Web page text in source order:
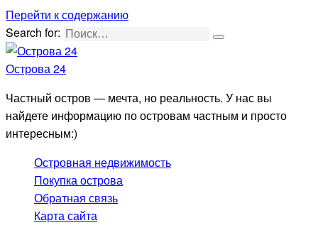
Перейти к содержанию
Search for:
Острова 24
Частный остров — мечта, но реальность. У нас вы
найдете информацию по островам частным и просто
интересным:)
Островная недвижимость
Покупка острова
Обратная связь
Карта сайта